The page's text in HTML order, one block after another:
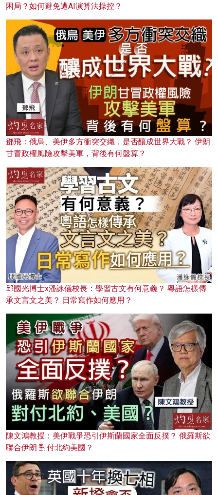
困局？如何避免遭AI演算法操控？
鄧飛：俄烏、美伊多方衝突交織，是否釀成世界大戰？ 伊朗
甘冒政權風險攻擊美軍，背後有何盤算？
邱國光博士x潘詠儀校長：學習古文有何意義？ 粵語怎樣傳
承文言文之美？ 日常寫作如何應用？
陳文鴻教授：美伊戰爭恐引伊斯蘭國家全面反撲？ 俄羅斯欲
聯合伊朗 對付北約美國？